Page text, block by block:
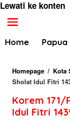
Lewati ke konten
Home
Homepage / Kota
Sholat Idul Fitri
Korem 171/
Idul Fitri